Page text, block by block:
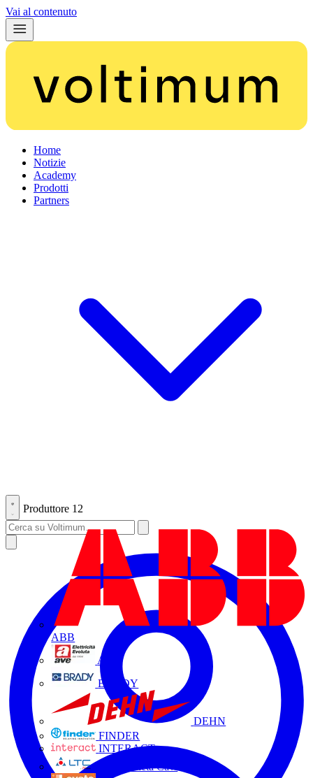
Vai al contenuto
Home
Notizie
Academy
Prodotti
Partners
Produttore 12
ABB
AVE
BRADY
DEHN
FINDER
INTERACT
La Triveneta Cavi